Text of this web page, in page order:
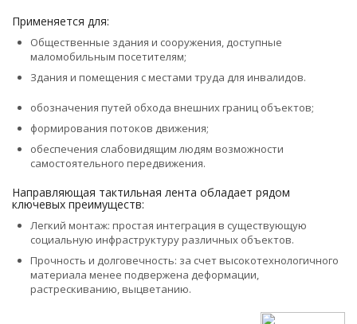
Применяется для:
Общественные здания и сооружения, доступные
маломобильным посетителям;
Здания и помещения с местами труда для инвалидов.
обозначения путей обхода внешних границ объектов;
формирования потоков движения;
обеспечения слабовидящим людям возможности
самостоятельного передвижения.
Направляющая тактильная лента обладает рядом
ключевых преимуществ:
Легкий монтаж: простая интеграция в существующую
социальную инфраструктуру различных объектов.
Прочность и долговечность: за счет высокотехнологичного
материала менее подвержена деформации,
растрескиванию, выцветанию.